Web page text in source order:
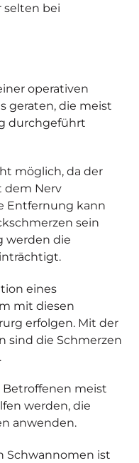
selten bei
operativen
geraten, die meist
durchgeführt
möglich, da der
dem Nerv
Entfernung kann
sein
werden die
eines
mit diesen
erfolgen. Mit der
sind die Schmerzen
Betroffenen meist
werden, die
anwenden.
Schwannomen ist